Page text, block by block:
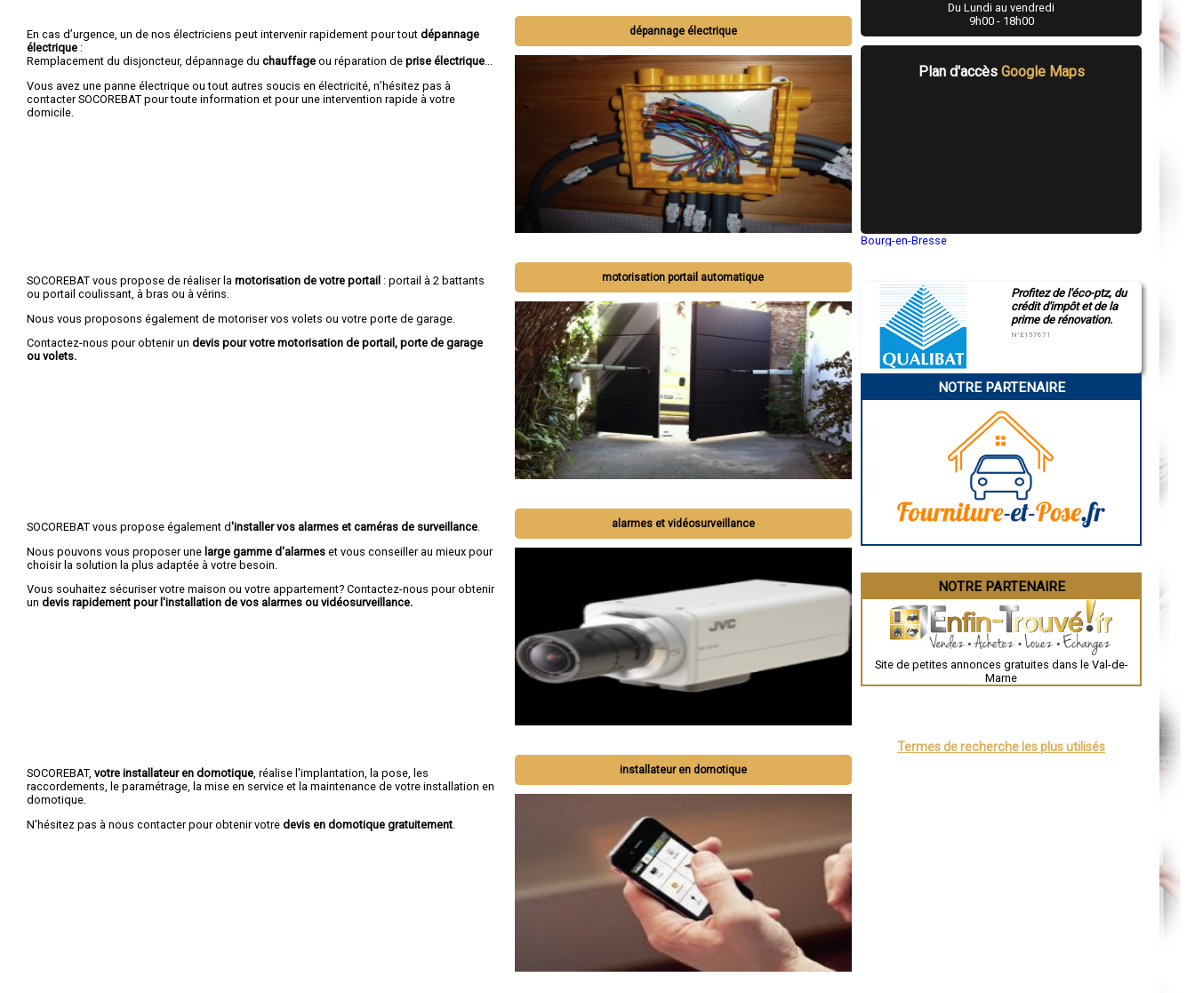
dépannage électrique
En cas d’urgence, un de nos électriciens peut intervenir rapidement pour tout dépannage
électrique :
Remplacement du disjoncteur, dépannage du chauffage ou réparation de prise électrique
Vous avez une panne électrique ou tout autres soucis en électricité, n’hésitez pas à
contacter SOCOREBAT pour toute information et pour une intervention rapide à votre
domicile.
motorisation portail automatique
SOCOREBAT vous propose de réaliser la motorisation de votre portail : portail à 2 battants
ou portail coulissant, à bras ou à vérins.
Nous vous proposons également de motoriser vos volets ou votre porte de garage.
Contactez-nous pour obtenir un devis pour votre motorisation de portail, porte de garage
ou volets.
alarmes et vidéosurveillance
SOCOREBAT vous propose également d'installer vos alarmes et caméras de surveillance
Nous pouvons vous proposer une large gamme d'alarmes et vous conseiller au mieux pour
choisir la solution la plus adaptée à votre besoin.
Vous souhaitez sécuriser votre maison ou votre appartement? Contactez-nous pour obtenir
un devis rapidement pour l'installation de vos alarmes ou vidéosurveillance.
installateur en domotique
SOCOREBAT, votre installateur en domotique , réalise l'implantation, la pose, les
raccordements, le paramétrage, la mise en service et la maintenance de votre installation en
domotique.
N'hésitez pas à nous contacter pour obtenir votre devis en domotique gratuitement
Du Lundi au vendredi
9h00 - 18h00
Plan d'accès Google Maps
Bourg-en-Bresse
Gap
Nice
Annonay
Charleville-Mézières
Troyes
Narbonne
Marseille
Saint-Brieuc
Besançon
Évreux
Brest
Nîmes
Toulouse
Montpellier
Mont-de-Marsan
Profitez de l'éco-ptz, du
crédit d'impôt et de la
prime de rénovation.
N°E157671
NOTRE PARTENAIRE
NOTRE PARTENAIRE
Site de petites annonces gratuites dans le Val-de-
Marne
Termes de recherche les plus utilisés